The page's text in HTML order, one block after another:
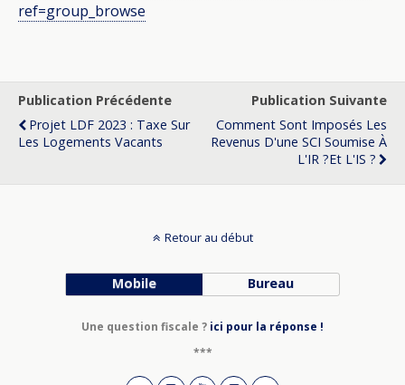
ref=group_browse
Publication Précédente
Projet LDF 2023 : Taxe Sur
Les Logements Vacants
Publication Suivante
Comment Sont Imposés Les
Revenus D'une SCI Soumise À
L'IR ?et L'IS ?
Retour au début
Mobile Bureau
Une question fiscale ? ici pour la réponse !
***